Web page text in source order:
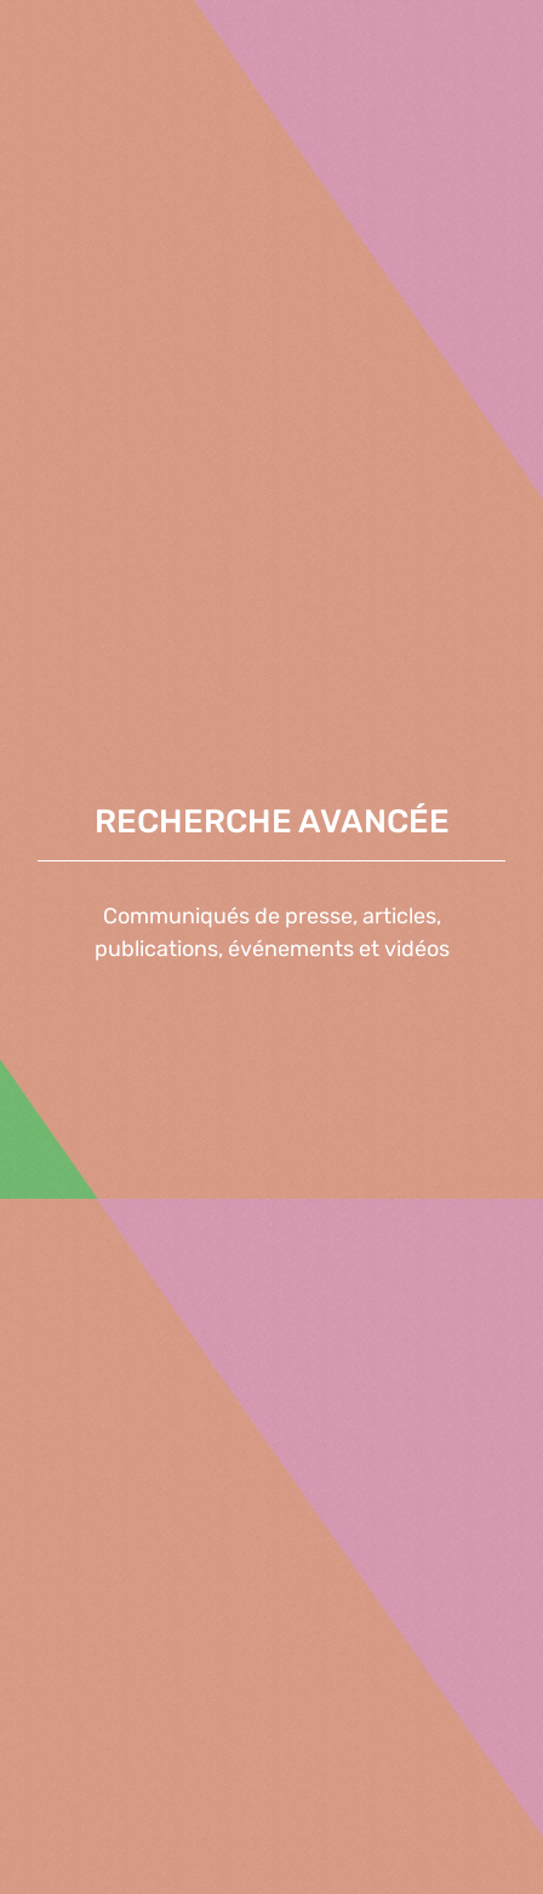
RECHERCHE AVANCÉE
Communiqués de presse, articles,
publications, événements et vidéos